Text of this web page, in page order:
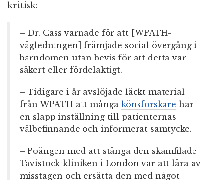
kritisk:
– Dr. Cass varnade för att [WPATH-
vägledningen] främjade social övergång i
barndomen utan bevis för att detta var
säkert eller fördelaktigt.
– Tidigare i år avslöjade läckt material
från WPATH att många könsforskare har
en slapp inställning till patienternas
välbefinnande och informerat samtycke.
– Poängen med att stänga den skamfilade
Tavistock-kliniken i London var att lära av
misstagen och ersätta den med något